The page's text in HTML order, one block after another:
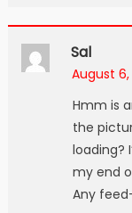
Sal
August 6,
Hmm is
the
loading?
my end
Any